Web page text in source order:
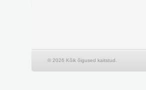
© 2026 Kõik õigused kaitstud.